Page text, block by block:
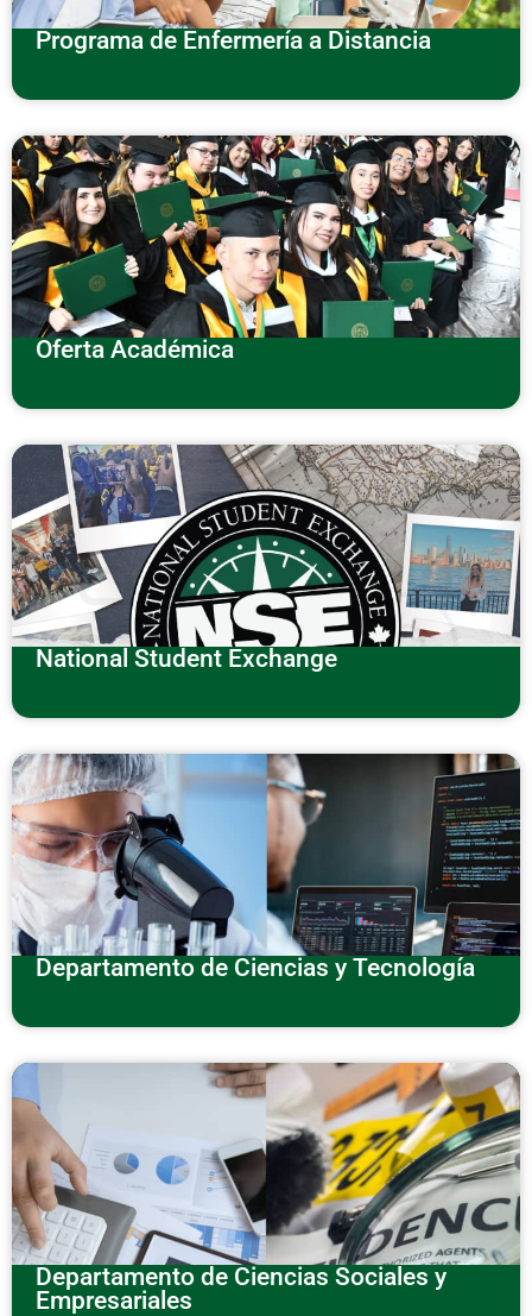
Programa de Enfermería a Distancia
Oferta Académica
National Student Exchange
Departamento de Ciencias y Tecnología
Departamento de Ciencias Sociales y
Empresariales